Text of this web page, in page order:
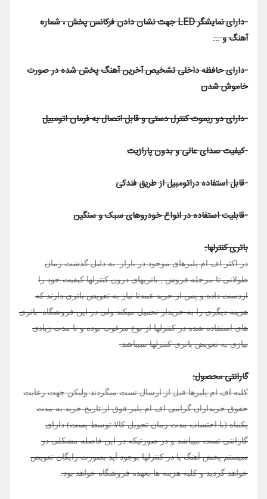
-دارای نمایشگر LED جهت نشان دادن فرکانس پخش ، شماره
آهنگ و ...
-دارای حافظه داخلی تشخیص آخرین آهنگ پخش شده در صورت
خاموش شدن
-دارای دو ریموت کنترل دستی و قابل اتصال به فرمان اتومبیل
-کیفیت صدای عالی و بدون پارازیت
-قابل استفاده دراتومبیل از طریق فندکی
-قابلیت استفاده در انواع خودروهای سبک و سنگین
باتری کنترلها:
در اکثر اف ام پلیرهای موجود در بازار به دلیل گذشت زمان
طولانی تا مرحله فروش , باتریهای درون کنترلها کیفیت خود را
ازدست داده و پس از خرید عمدتا نیاز به تعویض باتری دارند که
هزینه دیگری را به خریدار تحمیل میکند.ولی در این فروشگاه باتری
های استفاده شده در کنترلها از نوع مرغوب بوده و تا مدت زیادی
نیازی به تعویض باتری کنترلها نمیباشد.
گارانتی محصول:
کلیه اف ام پلیرها قبل از ارسال تست میگردند ولیکن جهت رعایت
حقوق خریداران گرامی اف ام پلیر فوق از تاریخ خرید به مدت
یکماه (با احتساب مدت زمان تحویل کالا توسط پست) دارای
گارانتی تست میباشد و در صورتیکه در این فاصله مشکلی در
سیستم پخش آهنگ یا در کنترلها بوجود آید بصورت رایگان تعویض
خواهد گردید و کلیه هزینه ها بعهده فروشگاه خواهد بود.